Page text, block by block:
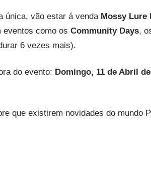
única, vão estar á venda Mossy Lure
eventos como os Community Days,
6 vezes mais).
do evento: Domingo, 11 de Abril
que existirem novidades do mundo